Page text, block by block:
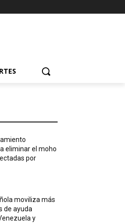
eliminar el moho
por
moviliza más
de ayuda
y